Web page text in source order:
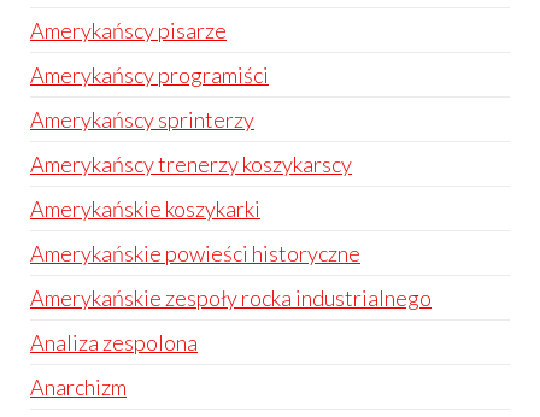
Amerykańscy pisarze
Amerykańscy programiści
Amerykańscy sprinterzy
Amerykańscy trenerzy koszykarscy
Amerykańskie koszykarki
Amerykańskie powieści historyczne
Amerykańskie zespoły rocka industrialnego
Analiza zespolona
Anarchizm